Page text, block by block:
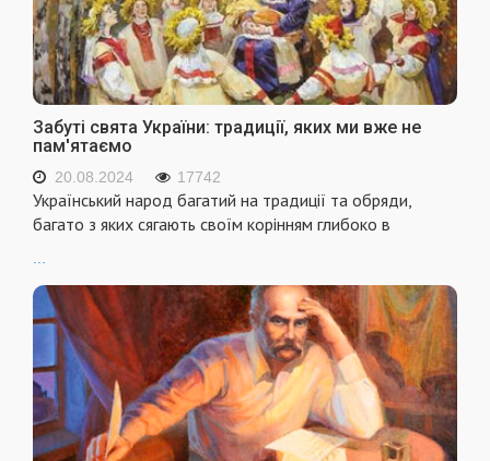
Забуті свята України: традиції, яких ми вже не
пам'ятаємо
20.08.2024 17742
Український народ багатий на традиції та обряди,
багато з яких сягають своїм корінням глибоко в
...